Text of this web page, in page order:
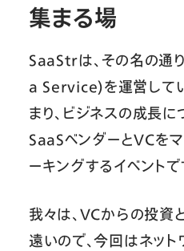
集まる場
SaaStrは、その名の
a Service)を運営して
まり、ビジネスの成長に
SaaSベンダーとVCをマ
ーキングするイベントで
我々は、VCからの投資
遠いので、今回はネット